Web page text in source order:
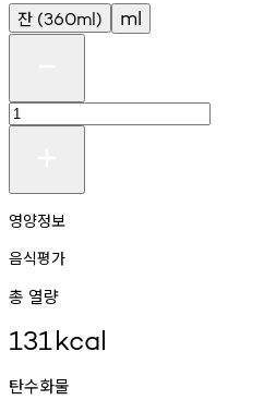
잔 (360ml) ml
영양정보
음식평가
총 열량
131kcal
탄수화물